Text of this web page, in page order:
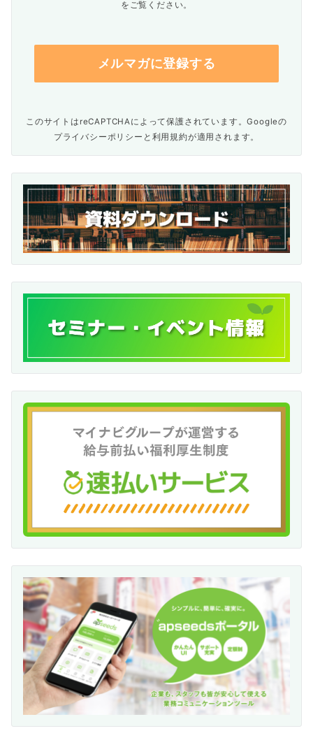
をご覧ください。
このサイトはreCAPTCHAによって保護されています。Googleの
プライバシーポリシー と 利用規約が適用されます。